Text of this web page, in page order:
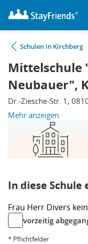
Schulen in Kirchberg
Mittelschule
Neubauer",
Dr.-Ziesche-Str. 1,
Mehr anzeigen
In diese Schule
Frau Herr Divers
vorzeitig
* Pflichtfelder